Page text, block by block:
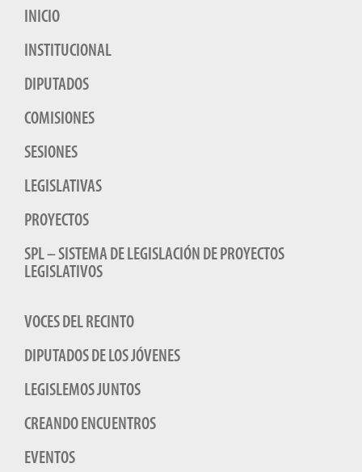
INICIO
INSTITUCIONAL
DIPUTADOS
COMISIONES
SESIONES
LEGISLATIVAS
PROYECTOS
SPL – SISTEMA DE LEGISLACIÓN DE PROYECTOS
LEGISLATIVOS
VOCES DEL RECINTO
DIPUTADOS DE LOS JÓVENES
LEGISLEMOS JUNTOS
CREANDO ENCUENTROS
EVENTOS